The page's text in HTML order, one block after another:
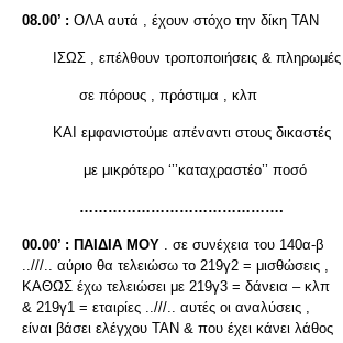
08.00’ : ΟΛΑ αυτά , έχουν στόχο την δίκη ΤΑΝ
ΙΣΩΣ , επέλθουν τροποποιήσεις & πληρωμές
σε πόρους , πρόστιμα , κλπ
ΚΑΙ εμφανιστούμε απέναντι στους δικαστές
με μικρότερο ‘’’καταχραστέο’’ ποσό
…………………………………….
00.00’ : ΠΑΙΔΙΑ ΜΟΥ . σε συνέχεια του 140α-β
..///.. αύριο θα τελειώσω το 219γ2 = μισθώσεις ,
ΚΑΘΩΣ έχω τελειώσει με 219γ3 = δάνεια – κλπ
& 219γ1 = εταιρίες ..///.. αυτές οι αναλύσεις ,
είναι βάσει ελέγχου ΤΑΝ & που έχει κάνει λάθος